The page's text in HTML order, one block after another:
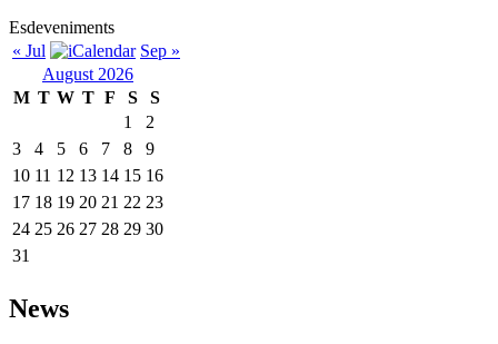
Esdeveniments
« Jul
Sep »
August 2026
M T W T F S
S
1
2
3
4 5 6 7 8
9
10 11 12 13 14 15 16
17 18 19 20 21 22 23
24 25 26 27 28 29 30
31
News